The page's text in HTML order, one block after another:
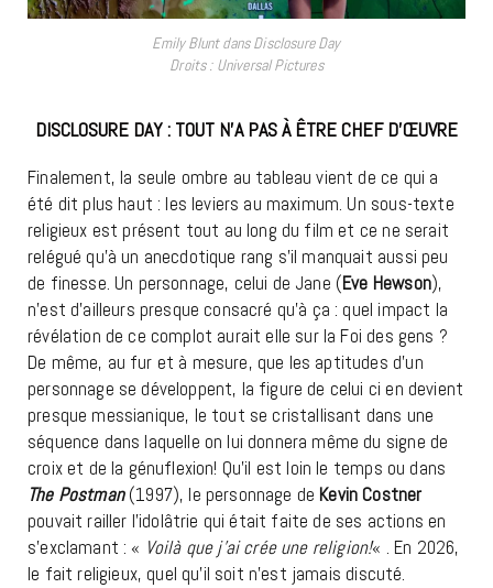
Emily Blunt dans Disclosure Day
Droits : Universal Pictures
DISCLOSURE DAY : TOUT N’A PAS À ÊTRE CHEF D’ŒUVRE
Finalement, la seule ombre au tableau vient de ce qui a
été dit plus haut : les leviers au maximum. Un sous-texte
religieux est présent tout au long du film et ce ne serait
relégué qu’à un anecdotique rang s’il manquait aussi peu
de finesse. Un personnage, celui de Jane (Eve Hewson),
n’est d’ailleurs presque consacré qu’à ça : quel impact la
révélation de ce complot aurait elle sur la Foi des gens ?
De même, au fur et à mesure, que les aptitudes d’un
personnage se développent, la figure de celui ci en devient
presque messianique, le tout se cristallisant dans une
séquence dans laquelle on lui donnera même du signe de
croix et de la génuflexion! Qu’il est loin le temps ou dans
The Postman(1997), le personnage de Kevin Costner
pouvait railler l’idolâtrie qui était faite de ses actions en
s’exclamant : « Voilà que j’ai crée une religion!« . En 2026,
le fait religieux, quel qu’il soit n’est jamais discuté.